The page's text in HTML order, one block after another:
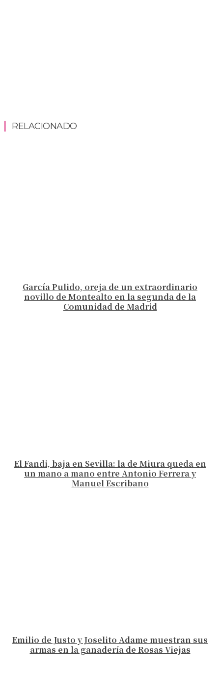
RELACIONADO
García Pulido, oreja de un extraordinario
novillo de Montealto en la segunda de la
Comunidad de Madrid
El Fandi, baja en Sevilla: la de Miura queda en
un mano a mano entre Antonio Ferrera y
Manuel Escribano
Emilio de Justo y Joselito Adame muestran sus
armas en la ganadería de Rosas Viejas